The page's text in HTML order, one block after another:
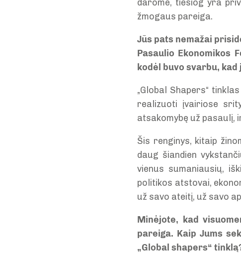
darome, tiesiog yra
žmogaus pareiga.
Jūs pats nemažai
Pasaulio Ekonomikos
kodėl buvo svarbu,
„Global Shapers“
realizuoti įvairiose
atsakomybę už pasaulį,
Šis renginys, kitaip
daug šiandien
vienus sumaniausių,
politikos atstovai,
už savo ateitį, už savo
Minėjote, kad
pareiga. Kaip Jums
„Global shapers“